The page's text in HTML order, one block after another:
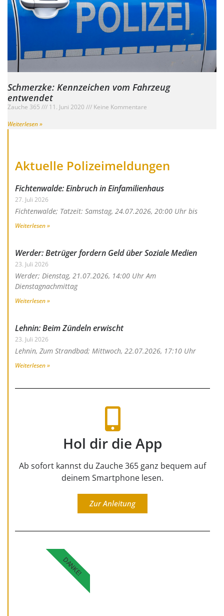
Schmerzke: Kennzeichen vom Fahrzeug
entwendet
Zauche 365 11. Juni 2020
Keine Kommentare
Weiterlesen »
Aktuelle Polizeimeldungen
Fichtenwalde: Einbruch in Einfamilienhaus
27. Juli 2026
Fichtenwalde; Tatzeit: Samstag, 24.07.2026, 20:00 Uhr bis
Weiterlesen »
Werder: Betrüger fordern Geld über Soziale Medien
23. Juli 2026
Werder; Dienstag, 21.07.2026, 14:00 Uhr Am
Dienstagnachmittag
Weiterlesen »
Lehnin: Beim Zündeln erwischt
23. Juli 2026
Lehnin, Zum Strandbad; Mittwoch, 22.07.2026, 17:10 Uhr
Weiterlesen »
Hol dir die App
Ab sofort kannst du Zauche 365 ganz bequem auf
deinem Smartphone lesen.
Zur Anleitung
DANKE!